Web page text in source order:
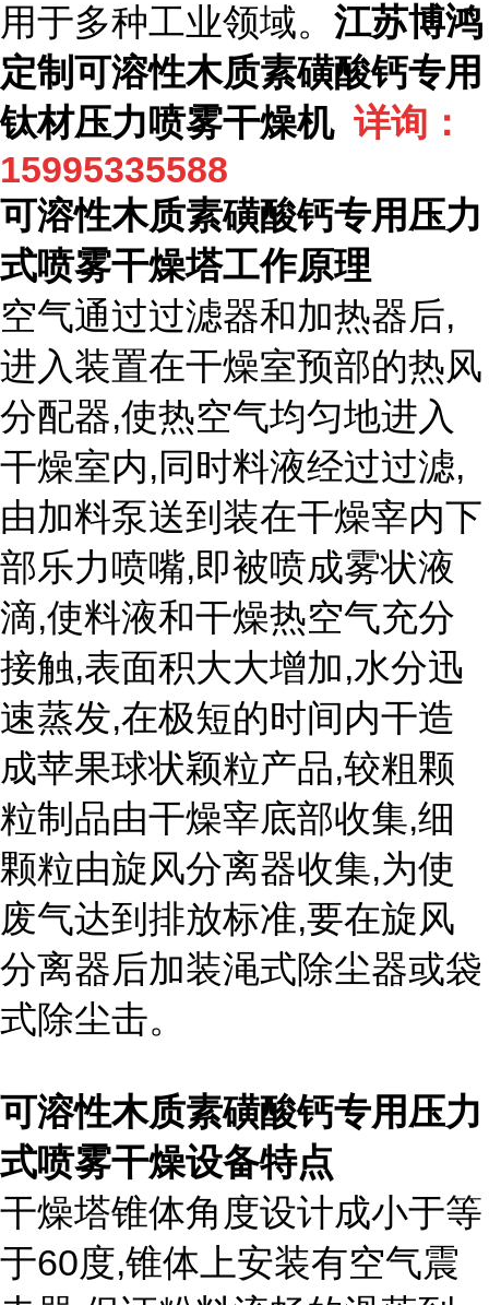
用于多种工业领域。 江苏博鸿
定制可溶性木质素磺酸钙专用
钛材压力喷雾干燥机 详询：
15995335588
可溶性木质素磺酸钙专用 压力
式喷雾干燥塔工作原理
空气通过过滤器和加热器后,
进入装置在干燥室预部的热风
分配器,使热空气均匀地进入
干燥室内,同时料液经过过滤,
由加料泵送到装在干燥宰内下
部乐力喷嘴,即被喷成雾状液
滴,使料液和干燥热空气充分
接触,表面积大大增加,水分迅
速蒸发,在极短的时间内干造
成苹果球状颖粒产品,较粗颗
粒制品由干燥宰底部收集,细
颗粒由旋风分离器收集,为使
废气达到排放标准,要在旋风
分离器后加装渑式除尘器或袋
式除尘击。
可溶性木质素磺酸钙专用 压力
式喷雾干燥设备特点
干燥塔锥体角度设计成小于等
于60度,锥体上安装有空气震